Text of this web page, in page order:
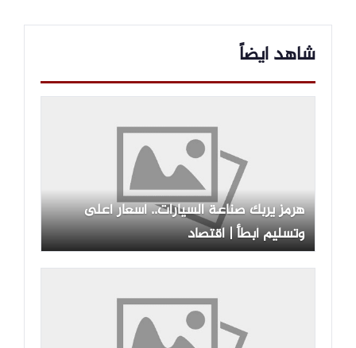
شاهد ايضاً
هرمز يربك صناعة السيارات.. أسعار أعلى
وتسليم أبطأ | اقتصاد